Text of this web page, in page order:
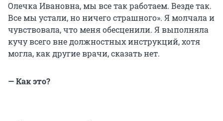
Олечка Ивановна, мы все так работаем. Везде так.
Все мы устали, но ничего страшного». Я молчала и
чувствовала, что меня обесценили. Я выполняла
кучу всего вне должностных инструкций, хотя
могла, как другие врачи, сказать нет.
— Как это?